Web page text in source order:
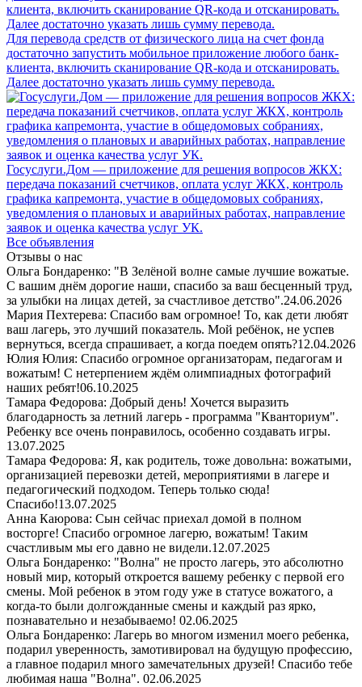
Для перевода средств от физического лица на счет фонда
достаточно запустить мобильное приложение любого банк-
клиента, включить сканирование QR-кода и отсканировать.
Далее достаточно указать лишь сумму перевода.
Госуслуги.Дом — приложение для решения вопросов ЖКХ:
передача показаний счетчиков, оплата услуг ЖКХ, контроль
графика капремонта, участие в общедомовых собраниях,
уведомления о плановых и аварийных работах, направление
заявок и оценка качества услуг УК.
Все объявления
Отзывы о нас
Ольга Бондаренко: "В Зелёной волне самые лучшие вожатые.
С вашим днём дорогие наши, спасибо за ваш бесценный труд,
за улыбки на лицах детей, за счастливое детство".24.06.2026
Мария Пехтерева: Спасибо вам огромное! То, как дети любят
ваш лагерь, это лучший показатель. Мой ребёнок, не успев
вернуться, всегда спрашивает, а когда поедем опять?12.04.2026
Юлия Юлия: Спасибо огромное организаторам, педагогам и
вожатым! С нетерпением ждём олимпиадных фотографий
наших ребят!06.10.2025
Тамара Федорова: Добрый день! Хочется выразить
благодарность за летний лагерь - программа "Кванториум".
Ребенку все очень понравилось, особенно создавать игры.
13.07.2025
Тамара Федорова: Я, как родитель, тоже довольна: вожатыми,
организацией перевозки детей, мероприятиями в лагере и
педагогический подходом. Теперь только сюда!
Спасибо!13.07.2025
Анна Каюрова: Сын сейчас приехал домой в полном
восторге! Спасибо огромное лагерю, вожатым! Таким
счастливым мы его давно не видели.12.07.2025
Ольга Бондаренко: "Волна" не просто лагерь, это абсолютно
новый мир, который откроется вашему ребенку с первой его
смены. Мой ребенок в этом году уже в статусе вожатого, а
когда-то были долгожданные смены и каждый раз ярко,
познавательно и незабываемо! 02.06.2025
Ольга Бондаренко: Лагерь во многом изменил моего ребенка,
подарил уверенность, замотивировал на будущую профессию,
а главное подарил много замечательных друзей! Спасибо тебе
любимая наша "Волна". 02.06.2025